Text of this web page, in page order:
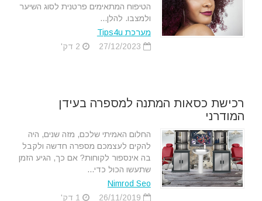
הטיפוח המתאימים פרטנית לסוג השיער
ולמצבו. להלן...
מערכת Tips4u
רכישת כסאות המתנה למספרה בעידן
המודרני
החלום האמיתי שלכם, מזה שנים, היה
להקים לעצמכם מספרה חדשה ולקבל
בה אינספור לקוחות? אם כך, הגיע הזמן
שתעשו הכול כדי...
Nimrod Seo